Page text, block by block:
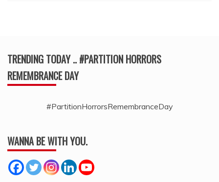
TRENDING TODAY .. #PARTITION HORRORS
REMEMBRANCE DAY
#PartitionHorrorsRemembranceDay
WANNA BE WITH YOU.